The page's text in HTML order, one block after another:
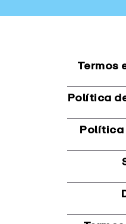
Termos
Política
Política